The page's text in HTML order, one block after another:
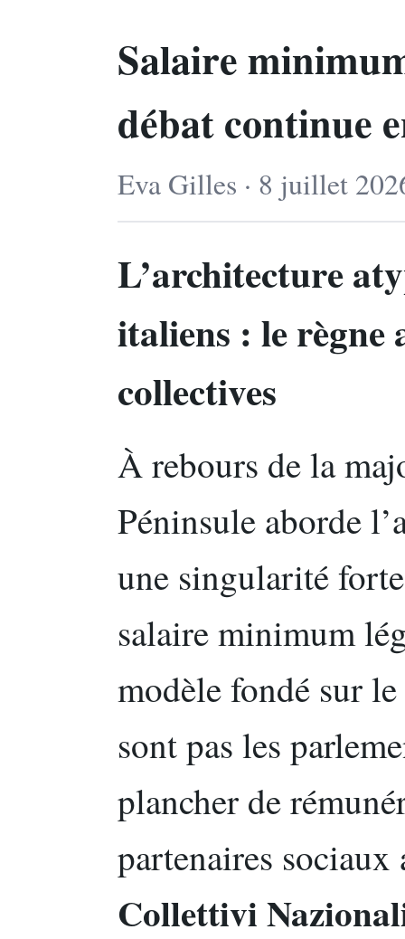
Salaire
débat continue
Eva Gilles · 8 juillet
L’architecture
italiens : le règne
collectives
À rebours de la
Péninsule aborde
une singularité
salaire minimum
modèle fondé sur
sont pas les
plancher de
partenaires
Collettivi